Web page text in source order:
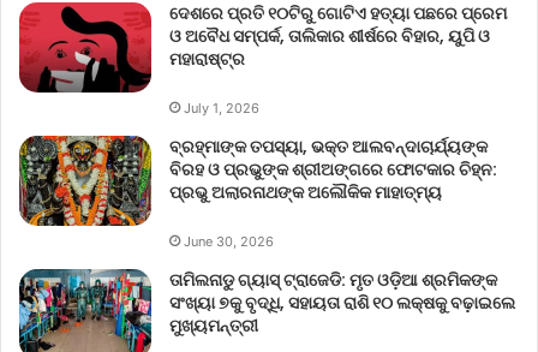
ଦେଶରେ ପ୍ରତି ୧୦ଟିରୁ ଗୋଟିଏ ହତ୍ୟା ପଛରେ ପ୍ରେମ
ଓ ଅବୈଧ ସମ୍ପର୍କ, ତାଲିକାର ଶୀର୍ଷରେ ବିହାର, ୟୁପି ଓ
ମହାରାଷ୍ଟ୍ର
July 1, 2026
ବ୍ରହ୍ମାଙ୍କ ତପସ୍ୟା, ଭକ୍ତ ଆଲବନ୍ଦାଚାର୍ଯ୍ୟଙ୍କ
ବିରହ ଓ ପ୍ରଭୁଙ୍କ ଶ୍ରୀଅଙ୍ଗରେ ଫୋଟକାର ଚିହ୍ନ:
ପ୍ରଭୁ ଅଲାରନାଥଙ୍କ ଅଲୌକିକ ମାହାତ୍ମ୍ୟ
June 30, 2026
ତାମିଲନାଡୁ ଗ୍ୟାସ୍ ଟ୍ରାଜେଡି: ମୃତ ଓଡ଼ିଆ ଶ୍ରମିକଙ୍କ
ସଂଖ୍ୟା ୭କୁ ବୃଦ୍ଧି, ସହାୟତା ରାଶି ୧୦ ଲକ୍ଷକୁ ବଢ଼ାଇଲେ
ମୁଖ୍ୟମନ୍ତ୍ରୀ